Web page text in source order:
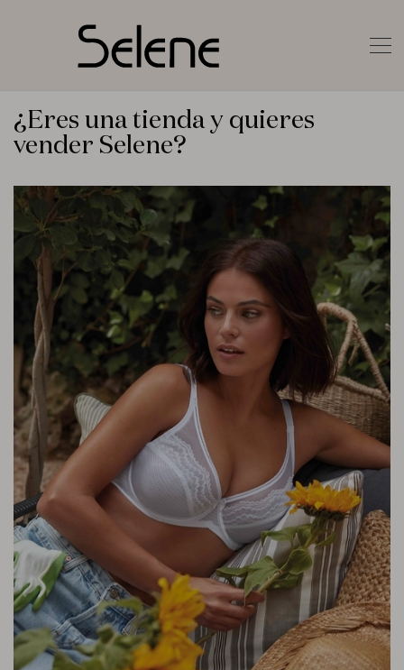
¿Eres una tienda y quieres
vender Selene?